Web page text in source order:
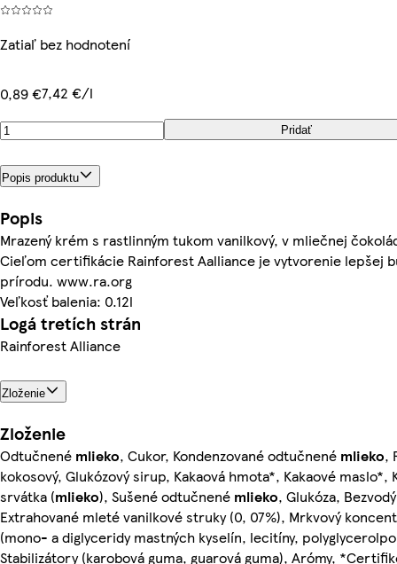
Zatiaľ bez hodnotení
0,89 €7,42 €/l
Pridať
Popis produktu
Popis
Mrazený krém s rastlinným tukom vanilkový, v mliečnej
Cieľom certifikácie Rainforest Aalliance je vytvorenie lepšej
prírodu. www.ra.org
Veľkosť balenia: 0.12l
Logá tretích strán
Rainforest Alliance
Zloženie
Zloženie
Odtučnené mlieko, Cukor, Kondenzované odtučnené mlieko,
kokosový, Glukózový sirup, Kakaová hmota*, Kakaové maslo*,
srvátka (mlieko), Sušené odtučnené mlieko, Glukóza,
Extrahované mleté vanilkové struky (0, 07%), Mrkvový
(mono- a diglyceridy mastných kyselín, lecitíny,
Stabilizátory (karobová guma, guarová guma), Arómy,